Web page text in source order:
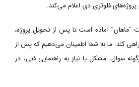
فلوتری دی اعلام می‌کند.
آماده است تا پس از تحویل پروژه،
کند. ما به شما اطمینان می‌دهیم که پس از
سوال، مشکل یا نیاز به راهنمایی فنی، در